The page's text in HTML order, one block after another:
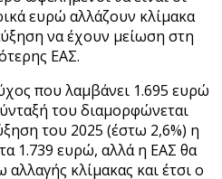
ευρώ αλλάζουν κλίμακα
να έχουν μείωση στη
ΕΑΣ.
που λαμβάνει 1.695 ευρώ
του διαμορφώνεται
του 2025 (έστω 2,6%) η
1.739 ευρώ, αλλά η ΕΑΣ θα
κλίμακας και έτσι ο